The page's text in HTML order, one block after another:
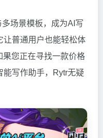
场景模板，成为AI写
让普通用户也能轻松体
您正在寻找一款价格
能写作助手，Rytr无疑